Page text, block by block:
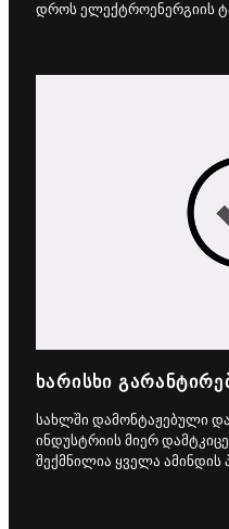
დროს ელექტროენერგიის
ᲮᲐᲠᲘᲡᲮᲘ
სახლში დამონტაჟებული
ინდუსტრიის მიერ
შექმნილია ყველა ამინდის